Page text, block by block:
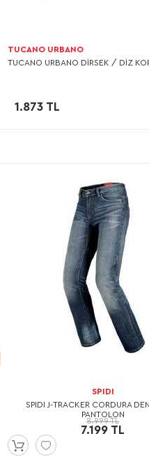
TUCANO URBANO
TUCANO URBANO DİRSEK / DİZ
1.873 TL
SPIDI
SPIDI J-TRACKER CORDURA
PANTOLON
8.999 TL
7.199 TL